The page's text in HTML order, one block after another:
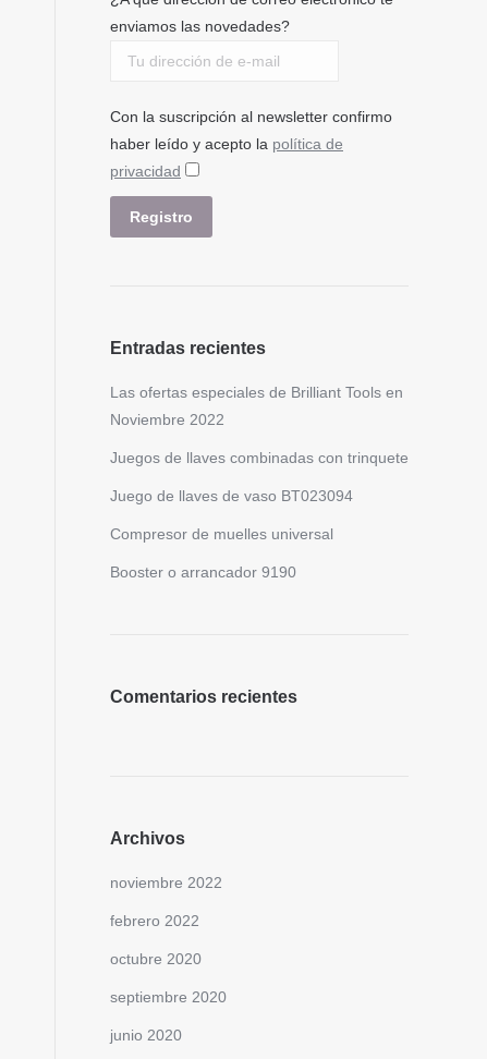
enviamos las novedades?
Con la suscripción al newsletter confirmo
haber leído y acepto la política de
privacidad
Entradas recientes
Las ofertas especiales de Brilliant Tools en
Noviembre 2022
Juegos de llaves combinadas con trinquete
Juego de llaves de vaso BT023094
Compresor de muelles universal
Booster o arrancador 9190
Comentarios recientes
Archivos
noviembre 2022
febrero 2022
octubre 2020
septiembre 2020
junio 2020